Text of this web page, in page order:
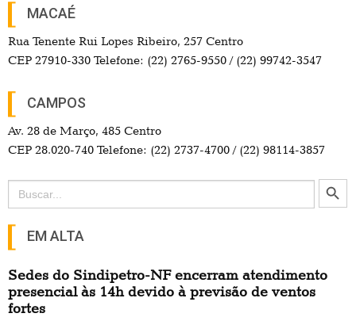
MACAÉ
Rua Tenente Rui Lopes Ribeiro, 257 Centro
CEP 27910-330 Telefone: (22) 2765-9550 / (22) 99742-3547
CAMPOS
Av. 28 de Março, 485 Centro
CEP 28.020-740 Telefone: (22) 2737-4700 / (22) 98114-3857
Search
for:
Search Button
EM ALTA
Sedes do Sindipetro-NF encerram atendimento
presencial às 14h devido à previsão de ventos
fortes